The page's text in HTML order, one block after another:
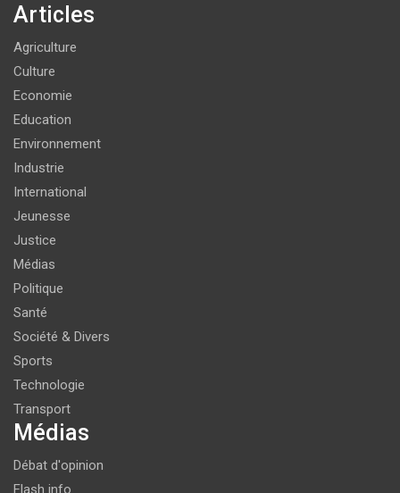
Articles
Agriculture
Culture
Economie
Education
Environnement
Industrie
International
Jeunesse
Justice
Médias
Politique
Santé
Société & Divers
Sports
Technologie
Transport
Médias
Débat d'opinion